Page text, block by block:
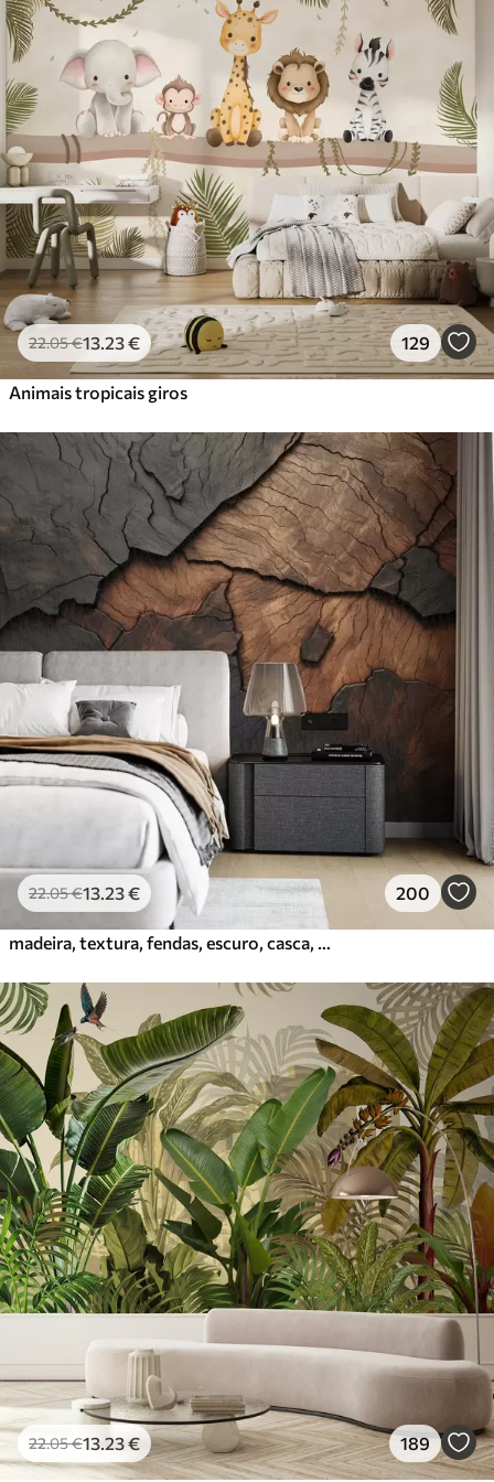
Standard
27.00 €/m²
Premium
56.6734.00€/m²
Vinil Premium
65.0039.00€/m²
Peel and Stick
81.6749.00€/m²
22.05€13 .23€ 129
Animais tropicais giros
22.05€13 .23€ 200
22.05€13 .23€ 189